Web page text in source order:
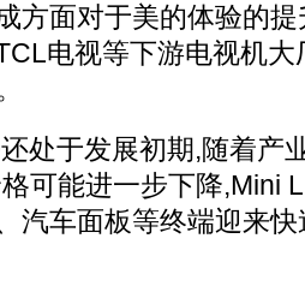
方面对于美的体验的
电视等下游电视机
处于发展初期,随着产
可能进一步下降,Mini
汽车面板等终端迎来